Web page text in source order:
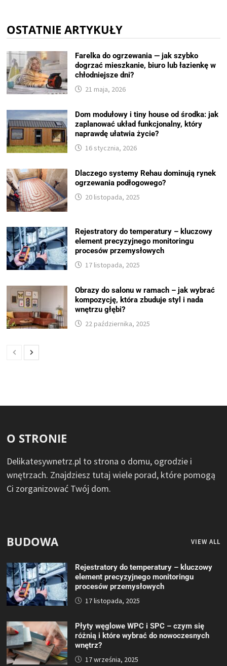
OSTATNIE ARTYKUŁY
Farelka do ogrzewania — jak szybko
dogrzać mieszkanie, biuro lub łazienkę w
chłodniejsze dni?
21 maja, 2026
Dom modułowy i tiny house od środka: jak
zaplanować układ funkcjonalny, który
naprawdę ułatwia życie?
16 stycznia, 2026
Dlaczego systemy Rehau dominują rynek
ogrzewania podłogowego?
20 listopada, 2025
Rejestratory do temperatury – kluczowy
element precyzyjnego monitoringu
procesów przemysłowych
17 listopada, 2025
Obrazy do salonu w ramach – jak wybrać
kompozycję, która zbuduje styl i nada
wnętrzu głębi?
22 października, 2025
O STRONIE
Delikatesywnetrz.pl to strona o domu, ogrodzie i
wnętrzach. Znajdziesz tutaj wiele porad, które pomogą
Ci zorganizować Twój dom.
BUDOWA VIEW ALL
Rejestratory do temperatury – kluczowy
element precyzyjnego monitoringu
procesów przemysłowych
17 listopada, 2025
Płyty węglowe WPC i SPC – czym się
różnią i które wybrać do nowoczesnych
wnętrz?
17 września, 2025